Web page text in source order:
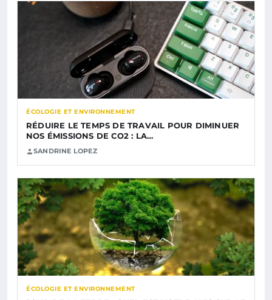
ÉCOLOGIE ET ENVIRONNEMENT
RÉDUIRE LE TEMPS DE TRAVAIL POUR DIMINUER
NOS ÉMISSIONS DE CO2 : LA…
SANDRINE LOPEZ
ÉCOLOGIE ET ENVIRONNEMENT